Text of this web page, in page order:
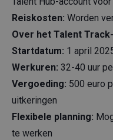
Reiskosten: Worden
Over het Talent
Startdatum: 1 april
Werkuren: 32-40 uur
Vergoeding: 500 euro
uitkeringen
Flexibele planning:
te werken